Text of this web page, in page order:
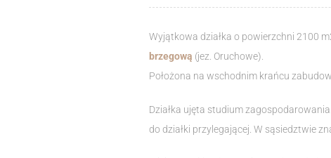
Wyjątkowa działka o powierzchni 2100
brzegową (jez. Oruchowe).
Położona na wschodnim krańcu
Działka ujęta studium
do działki przylegającej. W sąsiedztwie